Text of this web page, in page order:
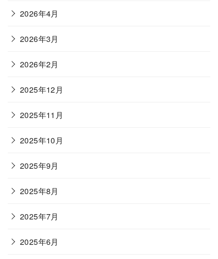
2026年4月
2026年3月
2026年2月
2025年12月
2025年11月
2025年10月
2025年9月
2025年8月
2025年7月
2025年6月